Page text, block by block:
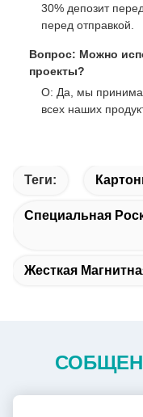
30% депозит
перед отправкой.
Вопрос: Можно
проекты?
О: Да, мы
всех наших
Теги:
Специальная
Жесткая